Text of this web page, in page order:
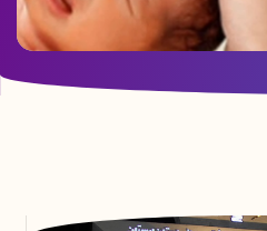
شهدای عشایر به مناسبت روز جهانی